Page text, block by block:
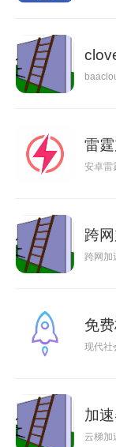
雷
安卓雷
跨
跨网加
免
现代社
加
云梯加